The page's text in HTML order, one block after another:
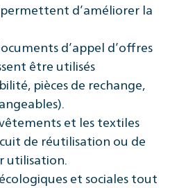
d’améliorer la
d’appel d’offres
être utilisés
pièces de rechange,
et les textiles
de réutilisation ou de
utilisation.
et sociales tout